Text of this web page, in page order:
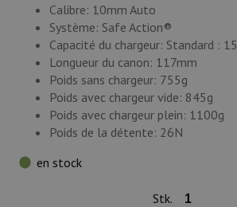
Calibre: 10mm Auto
Système: Safe Action®
Capacité du chargeur: Standard : 15
Longueur du canon: 117mm
Poids sans chargeur: 755g
Poids avec chargeur vide: 845g
Poids avec chargeur plein: 1100g
Poids de la détente: 26N
en stock
Stk.